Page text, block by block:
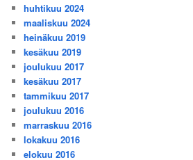
huhtikuu 2024
maaliskuu 2024
heinäkuu 2019
kesäkuu 2019
joulukuu 2017
kesäkuu 2017
tammikuu 2017
joulukuu 2016
marraskuu 2016
lokakuu 2016
elokuu 2016